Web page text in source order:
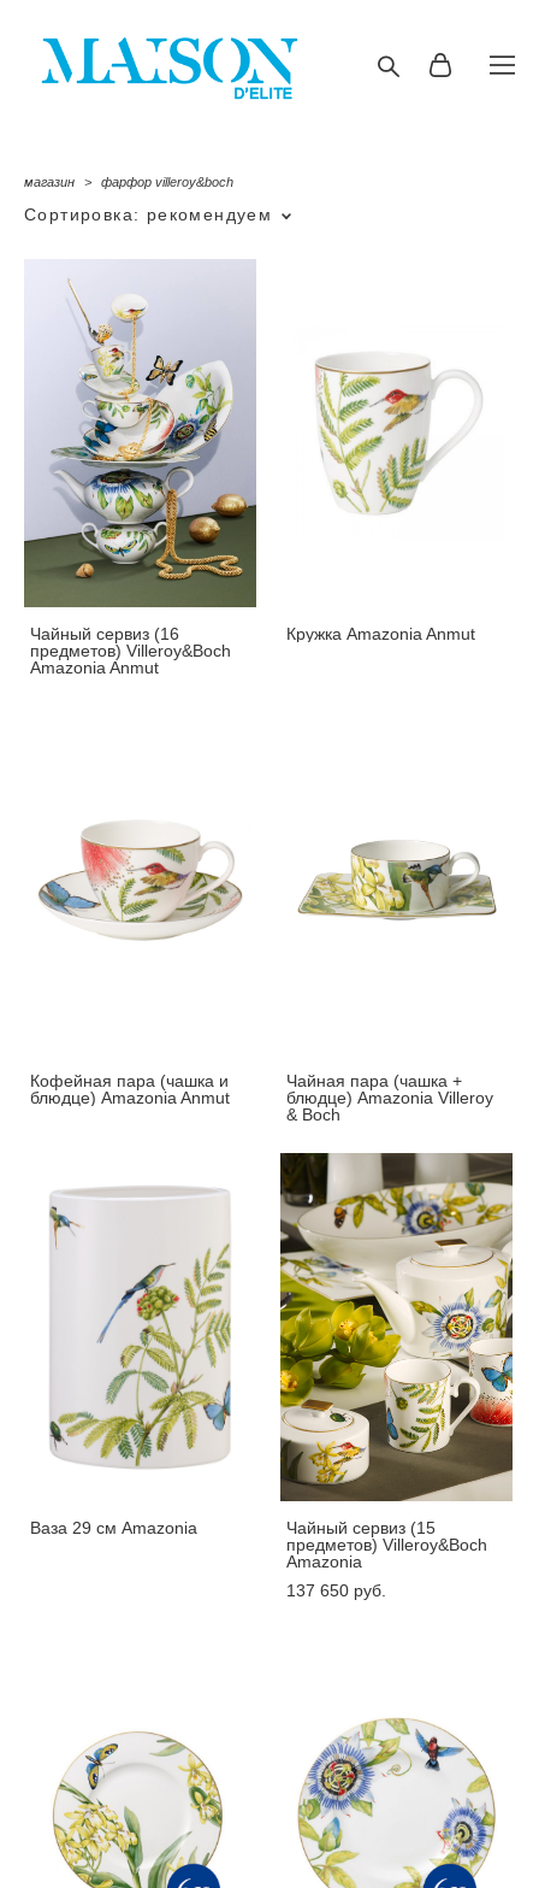
магазин > фарфор villeroy&boch
Сортировка: рекомендуем
Чайный сервиз (16
предметов) Villeroy&Boch
Amazonia Anmut
Кружка Amazonia Anmut
Кофейная пара (чашка и
блюдце) Amazonia Anmut
Чайная пара (чашка +
блюдце) Amazonia Villeroy
& Boch
Ваза 29 см Amazonia
Чайный сервиз (15
предметов) Villeroy&Boch
Amazonia
137 650 pуб.